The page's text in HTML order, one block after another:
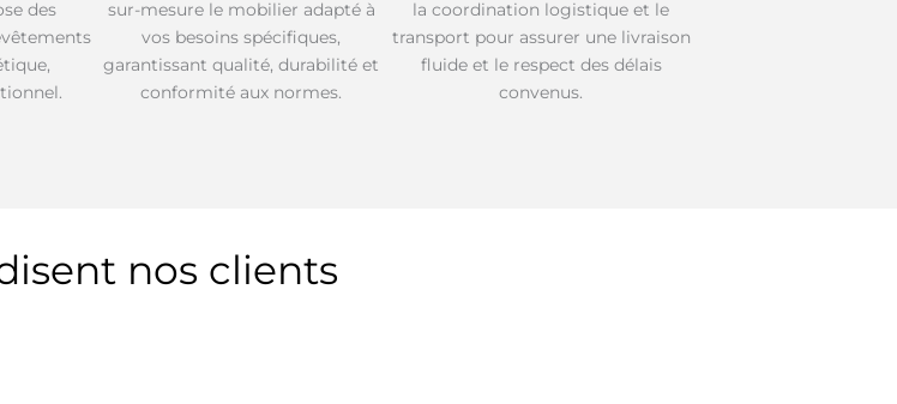
des
sur-mesure le mobilier adapté à
vos besoins spécifiques,
garantissant qualité, durabilité et
conformité aux normes.
la coordination logistique et le
transport pour assurer une livraison
fluide et le respect des délais
convenus.
nos clients